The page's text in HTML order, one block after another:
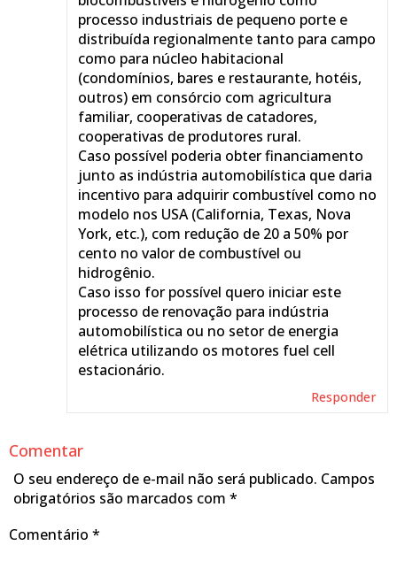
processo industriais de pequeno porte e
distribuída regionalmente tanto para campo
como para núcleo habitacional
(condomínios, bares e restaurante, hotéis,
outros) em consórcio com agricultura
familiar, cooperativas de catadores,
cooperativas de produtores rural.
Caso possível poderia obter financiamento
junto as indústria automobilística que daria
incentivo para adquirir combustível como no
modelo nos USA (California, Texas, Nova
York, etc.), com redução de 20 a 50% por
cento no valor de combustível ou
hidrogênio.
Caso isso for possível quero iniciar este
processo de renovação para indústria
automobilística ou no setor de energia
elétrica utilizando os motores fuel cell
estacionário.
Responder
Comentar
O seu endereço de e-mail não será publicado. Campos
obrigatórios são marcados com *
Comentário *